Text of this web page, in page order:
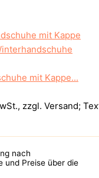
mit Kappe...
zzgl. Versand;
nach
und Preise über die